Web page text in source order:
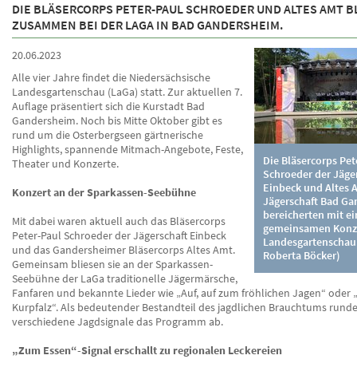
DIE BLÄSERCORPS PETER-PAUL SCHROEDER UND ALTES AMT
ZUSAMMEN BEI DER LAGA IN BAD GANDERSHEIM.
Die Bläsercorps
Schroeder der
Einbeck und Altes
Jägerschaft Bad
bereicherten mit
gemeinsamen
Roberta Böcker)
20.06.2023
Alle vier Jahre findet die Niedersächsische
Landesgartenschau (LaGa) statt. Zur aktuellen 7.
Auflage präsentiert sich die Kurstadt Bad
Gandersheim. Noch bis Mitte Oktober gibt es
rund um die Osterbergseen gärtnerische
Highlights, spannende Mitmach-Angebote, Feste,
Theater und Konzerte.
Konzert an der Sparkassen-Seebühne
Mit dabei waren aktuell auch das Bläsercorps
Peter-Paul Schroeder der Jägerschaft Einbeck
und das Gandersheimer Bläsercorps Altes Amt.
Gemeinsam bliesen sie an der Sparkassen-
Seebühne der LaGa traditionelle Jägermärsche,
Fanfaren und bekannte Lieder wie „Auf, auf zum fröhlichen Jagen“ oder
Kurpfalz“. Als bedeutender Bestandteil des jagdlichen Brauchtums
verschiedene Jagdsignale das Programm ab.
„Zum Essen“-Signal erschallt zu regionalen Leckereien